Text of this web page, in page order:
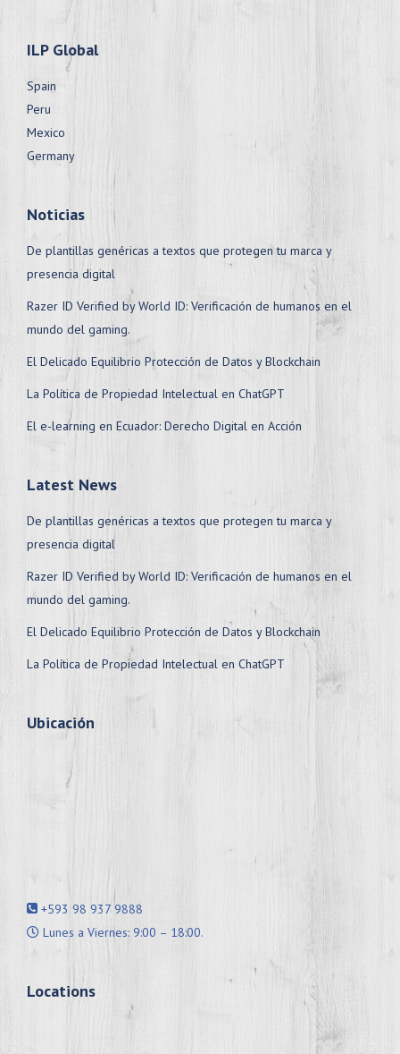
ILP Global
Spain
Peru
Mexico
Germany
Noticias
De plantillas genéricas a textos que protegen tu marca y
presencia digital
Razer ID Verified by World ID: Verificación de humanos en el
mundo del gaming.
El Delicado Equilibrio Protección de Datos y Blockchain
La Política de Propiedad Intelectual en ChatGPT
El e-learning en Ecuador: Derecho Digital en Acción
Latest News
De plantillas genéricas a textos que protegen tu marca y
presencia digital
Razer ID Verified by World ID: Verificación de humanos en el
mundo del gaming.
El Delicado Equilibrio Protección de Datos y Blockchain
La Política de Propiedad Intelectual en ChatGPT
Ubicación
+593 98 937 9888
Lunes a Viernes: 9:00 – 18:00.
Locations